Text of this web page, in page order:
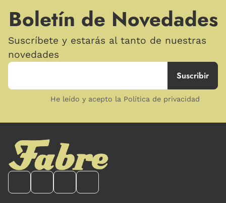
Boletín de Novedades
Suscríbete y estarás al tanto de nuestras
novedades
He leído y acepto la Política de privacidad